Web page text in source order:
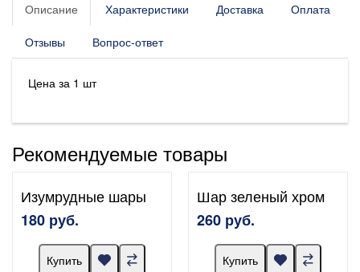
Описание Характеристики Доставка Оплата
Отзывы Вопрос-ответ
Цена за 1 шт
Рекомендуемые товары
Изумрудные шары
180 руб.
Купить
Шар зеленый хром
260 руб.
Купить